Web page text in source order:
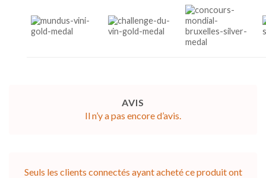
AVIS
Il n’y a pas encore d’avis.
Seuls les clients connectés ayant acheté ce produit ont